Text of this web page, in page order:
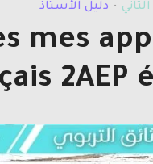
• دليل الأستاذ
mes
2AEP